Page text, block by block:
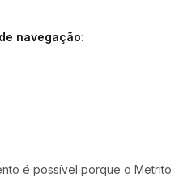
navegação:
é possível porque o Metrito